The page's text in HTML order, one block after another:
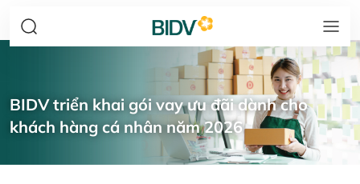
BIDV triển khai gói vay ưu đãi dành cho
khách hàng cá nhân năm 2026